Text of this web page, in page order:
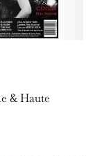
& Haute